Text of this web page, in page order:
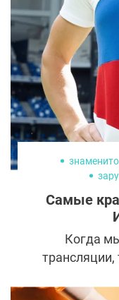
Самые
Когда
борьбу, но и